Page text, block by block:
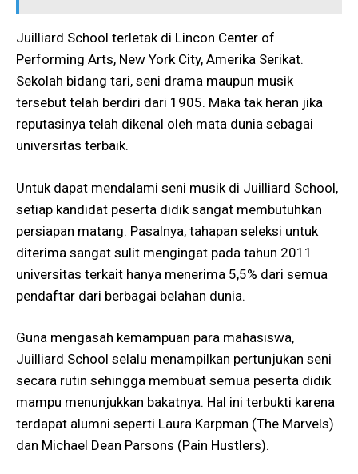
Juilliard School terletak di Lincon Center of
Performing Arts, New York City, Amerika Serikat.
Sekolah bidang tari, seni drama maupun musik
tersebut telah berdiri dari 1905. Maka tak heran jika
reputasinya telah dikenal oleh mata dunia sebagai
universitas terbaik.
Untuk dapat mendalami seni musik di Juilliard School,
setiap kandidat peserta didik sangat membutuhkan
persiapan matang. Pasalnya, tahapan seleksi untuk
diterima sangat sulit mengingat pada tahun 2011
universitas terkait hanya menerima 5,5% dari semua
pendaftar dari berbagai belahan dunia.
Guna mengasah kemampuan para mahasiswa,
Juilliard School selalu menampilkan pertunjukan seni
secara rutin sehingga membuat semua peserta didik
mampu menunjukkan bakatnya. Hal ini terbukti karena
terdapat alumni seperti Laura Karpman (The Marvels)
dan Michael Dean Parsons (Pain Hustlers).